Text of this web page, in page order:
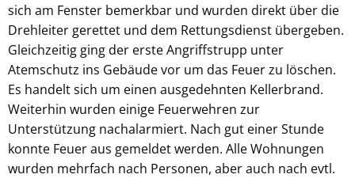
sich am Fenster bemerkbar und wurden direkt über die
Drehleiter gerettet und dem Rettungsdienst übergeben.
Gleichzeitig ging der erste Angriffstrupp unter
Atemschutz ins Gebäude vor um das Feuer zu löschen.
Es handelt sich um einen ausgedehnten Kellerbrand.
Weiterhin wurden einige Feuerwehren zur
Unterstützung nachalarmiert. Nach gut einer Stunde
konnte Feuer aus gemeldet werden. Alle Wohnungen
wurden mehrfach nach Personen, aber auch nach evtl.